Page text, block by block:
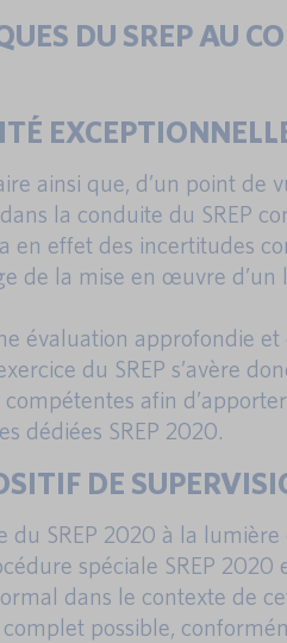
DU SREP AU
ainsi que, d’un point
la conduite du SREP
effet des incertitudes
de la mise en œuvre
évaluation approfondie
du SREP s’avère
afin
dédiées SREP 2020.
DE
SREP 2020 à la lumière
spéciale SREP
dans le contexte de
possible,